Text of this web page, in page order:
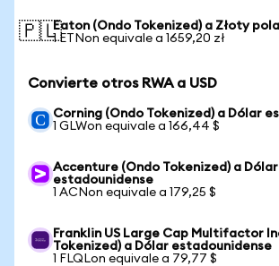
🇵🇱Eaton (Ondo Tokenized) a Złoty
1 ETNon equivale a 1659,20 zł
Convierte otros RWA a USD
Corning (Ondo Tokenized) a Dólar
1 GLWon equivale a 166,44 $
Accenture (Ondo Tokenized) a Dólar
estadounidense
1 ACNon equivale a 179,25 $
Franklin US Large Cap Multifactor
Tokenized) a Dólar estadounidense
1 FLQLon equivale a 79,77 $